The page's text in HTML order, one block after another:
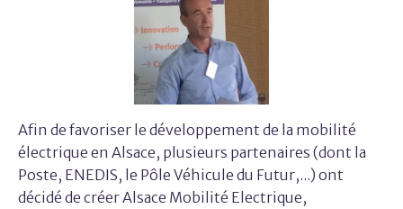
Afin de favoriser le développement de la mobilité
électrique en Alsace, plusieurs partenaires (dont la
Poste, ENEDIS, le Pôle Véhicule du Futur,...) ont
décidé de créer Alsace Mobilité Electrique,